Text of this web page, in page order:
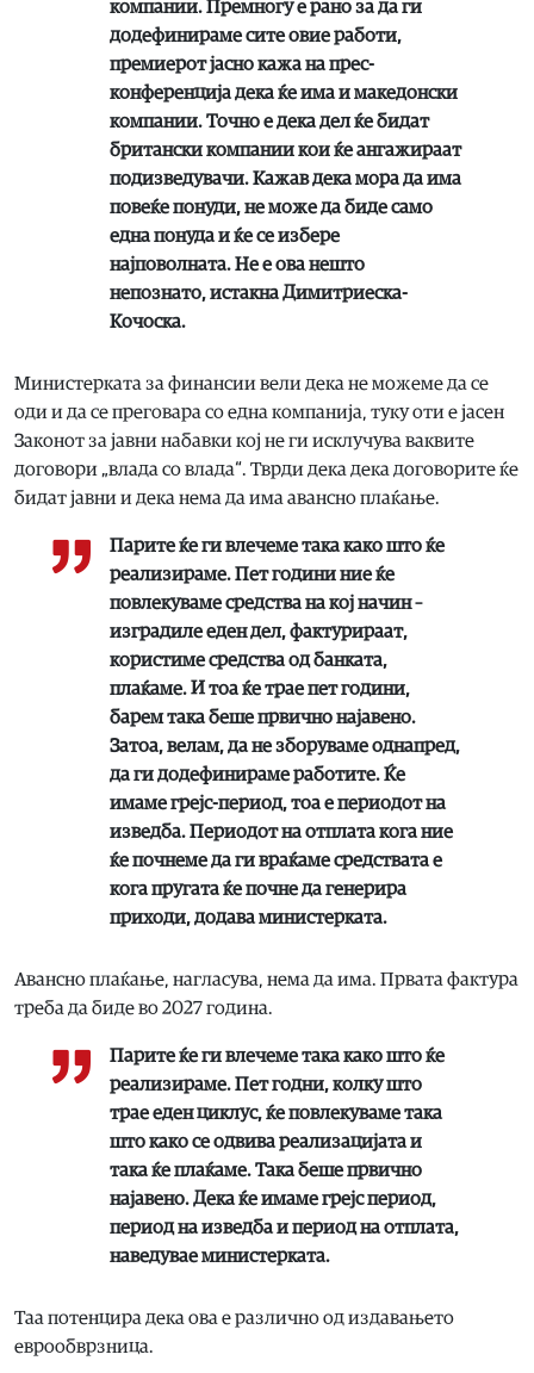
компании. Премногу е рано за да ги
додефинираме сите овие работи,
премиерот јасно кажа на прес-
конференција дека ќе има и македонски
компании. Точно е дека дел ќе бидат
британски компании кои ќе ангажираат
подизведувачи. Кажав дека мора да има
повеќе понуди, не може да биде само
една понуда и ќе се избере
најповолната. Не е ова нешто
непознато, истакна Димитриеска-
Кочоска.
Министерката за финансии вели дека не можеме да се
оди и да се преговара со една компанија, туку оти е јасен
Законот за јавни набавки кој не ги исклучува ваквите
договори „влада со влада“. Тврди дека дека договорите ќе
бидат јавни и дека нема да има авансно плаќање.
Парите ќе ги влечеме така како што ќе
реализираме. Пет години ние ќе
повлекуваме средства на кој начин –
изградиле еден дел, фактурираат,
користиме средства од банката,
плаќаме. И тоа ќе трае пет години,
барем така беше првично најавено.
Затоа, велам, да не зборуваме однапред,
да ги додефинираме работите. Ќе
имаме грејс-период, тоа е периодот на
изведба. Периодот на отплата кога ние
ќе почнеме да ги враќаме средствата е
кога пругата ќе почне да генерира
приходи, додава министерката.
Авансно плаќање, нагласува, нема да има. Првата фактура
треба да биде во 2027 година.
Парите ќе ги влечеме така како што ќе
реализираме. Пет годни, колку што
трае еден циклус, ќе повлекуваме така
што како се одвива реализацијата и
така ќе плаќаме. Така беше првично
најавено. Дека ќе имаме грејс период,
период на изведба и период на отплата,
наведувае министерката.
Таа потенцира дека ова е различно од издавањето
еврообврзница.